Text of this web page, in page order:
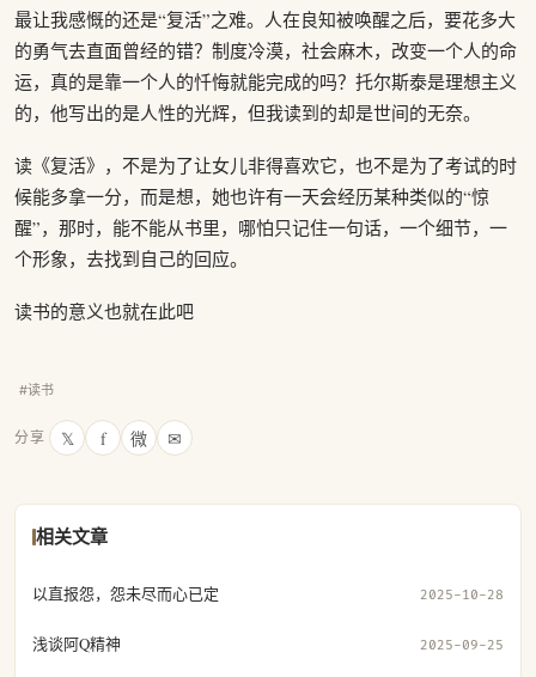
最让我感慨的还是“复活”之难。人在良知被唤醒之后，要花多大
的勇气去直面曾经的错？制度冷漠，社会麻木，改变一个人的命
运，真的是靠一个人的忏悔就能完成的吗？托尔斯泰是理想主义
的，他写出的是人性的光辉，但我读到的却是世间的无奈。
读《复活》，不是为了让女儿非得喜欢它，也不是为了考试的时
候能多拿一分，而是想，她也许有一天会经历某种类似的“惊
醒”，那时，能不能从书里，哪怕只记住一句话，一个细节，一
个形象，去找到自己的回应。
读书的意义也就在此吧
#读书
分享 𝕏 f 微 ✉
相关文章
以直报怨，怨未尽而心已定 2025-10-28
浅谈阿Q精神 2025-09-25